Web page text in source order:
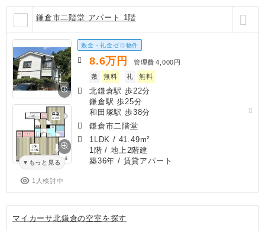
鎌倉市二階堂 アパート 1階
もっと見る
1人検討中
敷金・礼金ゼロ物件
8.6万円 管理費 4,000円
敷
無料 礼 無料
北鎌倉駅 歩22分
鎌倉駅 歩25分
和田塚駅 歩38分
鎌倉市二階堂
1LDK / 41.49m²
1階 / 地上2階建
築36年 / 賃貸アパート
マイカーサ北鎌倉の空室を探す